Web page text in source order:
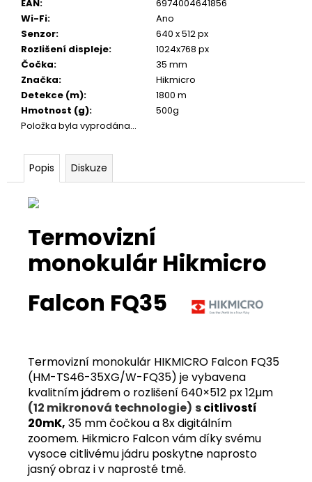
EAN:
6974004641856
Wi-Fi:
Ano
Senzor:
640 x 512 px
Rozlišení displeje:
1024x768 px
Čočka:
35 mm
Značka:
Hikmicro
Detekce (m):
1800 m
Hmotnost (g):
500g
Položka byla vyprodána…
Popis Diskuze
Termovizní
monokulár Hikmicro
Falcon FQ35
Termovizní monokulár HIKMICRO Falcon FQ35
(HM-TS46-35XG/W-FQ35) je vybavena
kvalitním jádrem o rozlišení 640×512 px 12µm
(12 mikronová technologie) scitlivostí
20mK, 35 mm čočkou a 8x digitálním
zoomem. Hikmicro Falcon vám díky svému
vysoce citlivému jádru poskytne naprosto
jasný obraz i v naprosté tmě.
e
m
e
DIGITÁLNÍ
SMĚROVÝ
PODAVAČ
KRMIVA
HUNTER
DIRECTIONAL
720